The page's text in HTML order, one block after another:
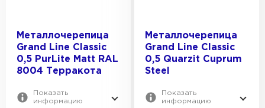
Металлочерепица
Grand Line Classic
0,5 PurLite Мatt RAL
8004 Терракота
Показать
информацию
Металлочерепица
Grand Line Classic
0,5 Quarzit Cuprum
Steel
Показать
информацию